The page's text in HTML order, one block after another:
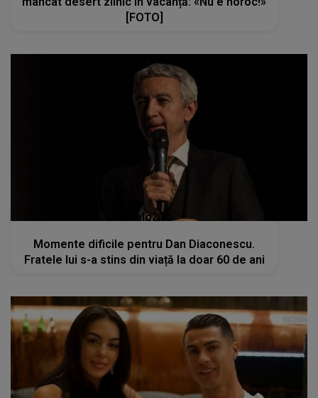
[FOTO]
kanald2.ro
Momente dificile pentru Dan Diaconescu.
Fratele lui s-a stins din viață la doar 60 de ani